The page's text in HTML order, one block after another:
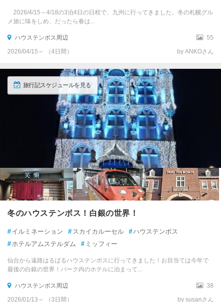
2026/4/15～4/18の3泊4日の日程で、九州に行ってきました。冬の札幌グル
メ旅に味をしめ、だったら春は...
ハウステンボス周辺
55
2026/04/15～ （4日間）
by ANKOさん
旅行記スケジュールを見る
冬のハウステンボス！白銀の世界！
# イルミネーション # スカイカルーセル #ハウステンボス
# ホテルアムステルダム # ミッフィー
仙台から遠路はるばるハウステンボスに行ってきました！お目当ては今年で
最後の白銀の世界！パーク内のホテルに泊まって...
ハウステンボス周辺
38
2026/01/13～ （3日間）
by susanさん